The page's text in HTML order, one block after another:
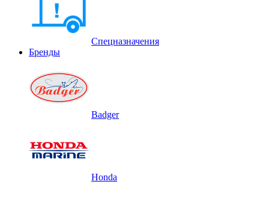
Спецназначения
Бренды
Badger
Honda